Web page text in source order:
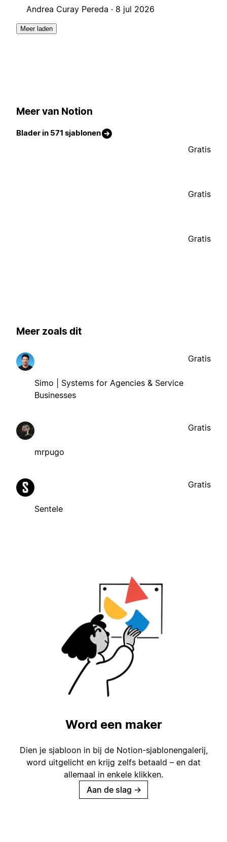
Andrea Curay Pereda · 8 jul 2026
Meer laden
Meer van Notion
Blader in 571 sjablonen
Gratis
Gratis
Gratis
Meer zoals dit
Simo | Systems for Agencies & Service
Businesses
Gratis
mrpugo
Gratis
Sentele
Gratis
Word een maker
Dien je sjabloon in bij de Notion-sjablonengalerij,
word uitgelicht en krijg zelfs betaald – en dat
allemaal in enkele klikken.
Aan de slag →